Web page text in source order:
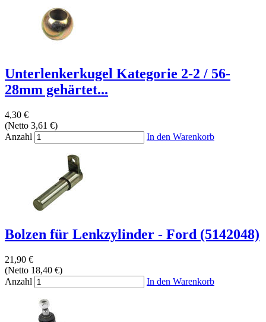
Unterlenkerkugel Kategorie 2-2 / 56-
28mm gehärtet...
4,30 €
(Netto 3,61 €)
Anzahl
In den Warenkorb
Bolzen für Lenkzylinder - Ford (5142048)
21,90 €
(Netto 18,40 €)
Anzahl
In den Warenkorb